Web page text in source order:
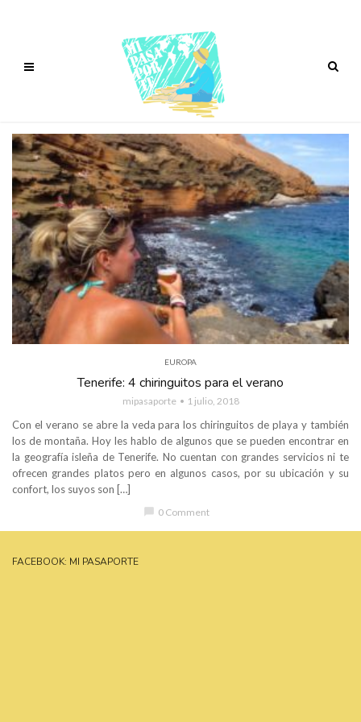
EUROPA
Tenerife: 4 chiringuitos para el verano
mipasaporte 1 julio, 2018
Con el verano se abre la veda para los chiringuitos de playa y también
los de montaña. Hoy les hablo de algunos que se pueden encontrar en
la geografía isleña de Tenerife. No cuentan con grandes servicios ni te
ofrecen grandes platos pero en algunos casos, por su ubicación y su
confort, los suyos son […]
chat_bubble 0 Comment
FACEBOOK: MI PASAPORTE